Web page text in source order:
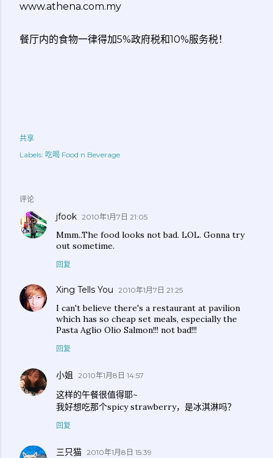
www.athena.com.my
餐厅内的食物一律得加5%政府税和10%服务税！
共享
Labels: 吃喝 Food n Beverage
评论
jfook 2010年1月7日 21:05
Mmm..The food looks not bad. LOL. Gonna try
out sometime.
回复
Xing Tells You 2010年1月7日 21:25
I can't believe there's a restaurant at pavilion
which has so cheap set meals, especially the
Pasta Aglio Olio Salmon!!! not bad!!!
回复
小姐 2010年1月8日 14:57
这样的午餐很值得耶~
我好想吃那个spicy strawberry，是冰淇淋吗？
回复
三只猫 2010年1月8日 15:39